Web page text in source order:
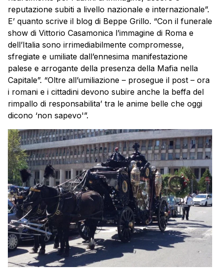
reputazione subiti a livello nazionale e internazionale”.
E’ quanto scrive il blog di Beppe Grillo. “Con il funerale
show di Vittorio Casamonica l’immagine di Roma e
dell’Italia sono irrimediabilmente compromesse,
sfregiate e umiliate dall’ennesima manifestazione
palese e arrogante della presenza della Mafia nella
Capitale”. “Oltre all’umiliazione – prosegue il post – ora
i romani e i cittadini devono subire anche la beffa del
rimpallo di responsabilita’ tra le anime belle che oggi
dicono ‘non sapevo'”.